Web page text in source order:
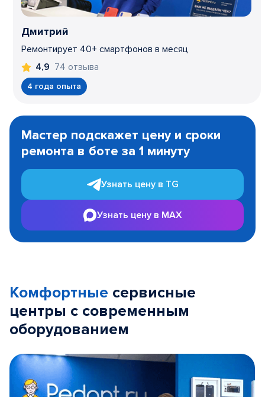
Дмитрий
Ремонтирует 40+ смартфонов в месяц
4,9 74 отзыва
4 года опыта
1
Мастер подскажет цену и сроки
ремонта в боте за 1 минуту
Узнать цену в TG
Узнать цену в MAX
Комфортные сервисные
центры с современным
оборудованием